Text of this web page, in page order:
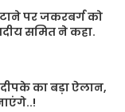
पर जकरबर्ग को
समित ने कहा.
का बड़ा ऐलान,